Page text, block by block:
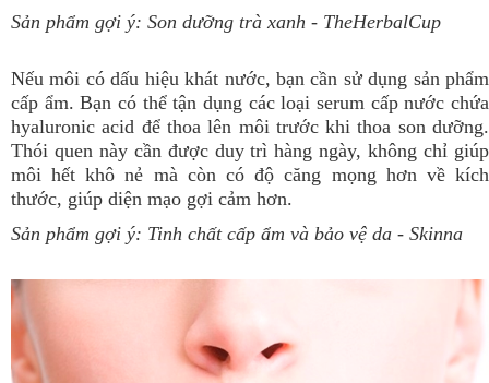
Sản phẩm gợi ý: Son dưỡng trà xanh - TheHerbalCup
Nếu môi có dấu hiệu khát nước, bạn cần sử dụng sản phẩm
cấp ẩm. Bạn có thể tận dụng các loại serum cấp nước chứa
hyaluronic acid để thoa lên môi trước khi thoa son dưỡng.
Thói quen này cần được duy trì hàng ngày, không chỉ giúp
môi hết khô nẻ mà còn có độ căng mọng hơn về kích
thước, giúp diện mạo gợi cảm hơn.
Sản phẩm gợi ý: Tinh chất cấp ẩm và bảo vệ da - Skinna